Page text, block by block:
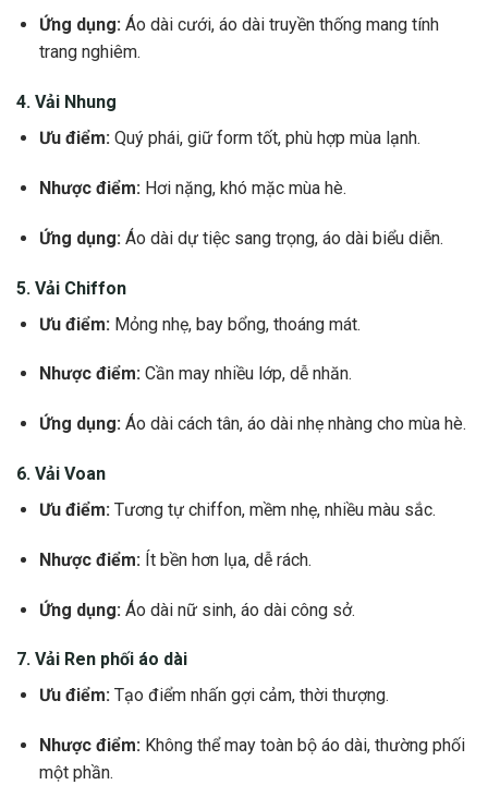
Ứng dụng:Áo dài cưới, áo dài truyền thống mang tính
trang nghiêm.
4. Vải Nhung
Ưu điểm:Quý phái, giữ form tốt, phù hợp mùa lạnh.
Nhược điểm:Hơi nặng, khó mặc mùa hè.
Ứng dụng: Áo dài dự tiệc sang trọng, áo dài biểu diễn.
5. Vải Chiffon
Ưu điểm: Mỏng nhẹ, bay bổng, thoáng mát.
Nhược điểm:Cần may nhiều lớp, dễ nhăn.
Ứng dụng:Áo dài cách tân, áo dài nhẹ nhàng cho mùa hè.
6. Vải Voan
Ưu điểm:Tương tự chiffon, mềm nhẹ, nhiều màu sắc.
Nhược điểm: Ít bền hơn lụa, dễ rách.
Ứng dụng: Áo dài nữ sinh, áo dài công sở.
7. Vải Ren phối áo dài
Ưu điểm:Tạo điểm nhấn gợi cảm, thời thượng.
Nhược điểm:Không thể may toàn bộ áo dài, thường phối
một phần.